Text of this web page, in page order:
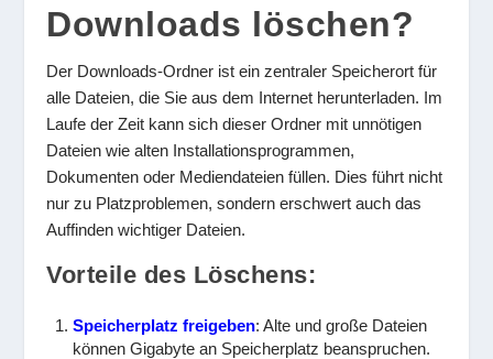
Downloads löschen?
Der Downloads-Ordner ist ein zentraler Speicherort für
alle Dateien, die Sie aus dem Internet herunterladen. Im
Laufe der Zeit kann sich dieser Ordner mit unnötigen
Dateien wie alten Installationsprogrammen,
Dokumenten oder Mediendateien füllen. Dies führt nicht
nur zu Platzproblemen, sondern erschwert auch das
Auffinden wichtiger Dateien.
Vorteile des Löschens:
Speicherplatz freigeben: Alte und große Dateien
können Gigabyte an Speicherplatz beanspruchen.